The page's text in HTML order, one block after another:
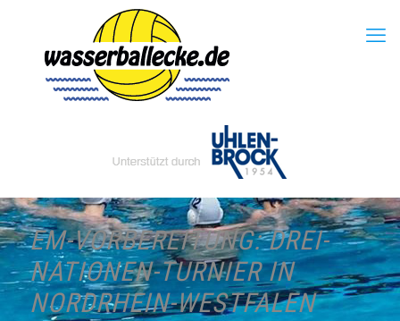
EM-VORBEREITUNG: DREI-
NATIONEN-TURNIER IN
NORDRHEIN-WESTFALEN